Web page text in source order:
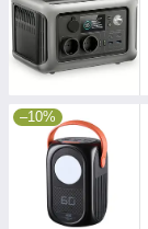
–10%